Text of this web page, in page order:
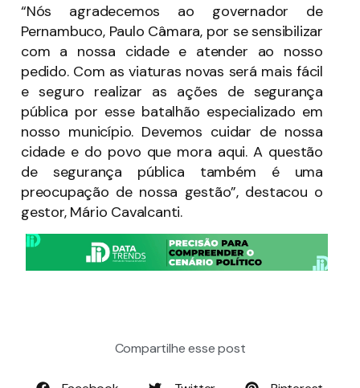
“Nós agradecemos ao governador de
Pernambuco, Paulo Câmara, por se sensibilizar
com a nossa cidade e atender ao nosso
pedido. Com as viaturas novas será mais fácil
e seguro realizar as ações de segurança
pública por esse batalhão especializado em
nosso município. Devemos cuidar de nossa
cidade e do povo que mora aqui. A questão
de segurança pública também é uma
preocupação de nossa gestão”, destacou o
gestor, Mário Cavalcanti.
Compartilhe esse post